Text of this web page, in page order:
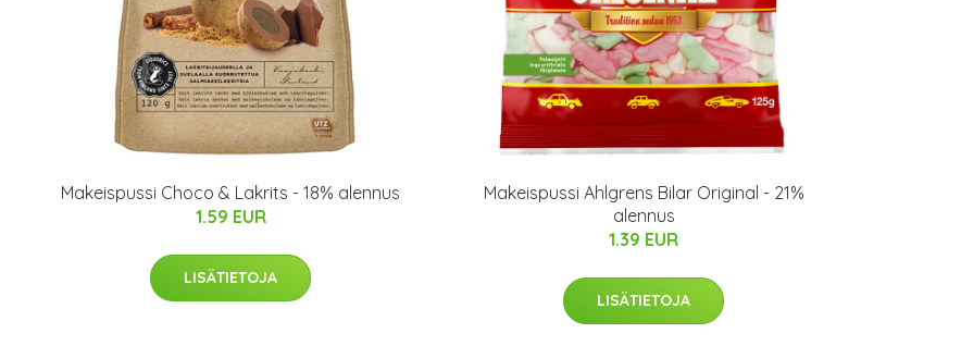
Makeispussi Choco & Lakrits - 18% alennus
1.59 EUR
LISÄTIETOJA
Makeispussi Ahlgrens Bilar Original - 21%
alennus
1.39 EUR
LISÄTIETOJA